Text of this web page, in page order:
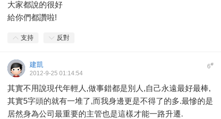
大家都說的很好
給你們都讚啦!
支持 反對
6#
建凱
2012-9-25 01:14:54
其實不用說現代年輕人,做事錯都是別人,自己永遠最好最棒,
其實5字頭的就有一堆了,而我身邊更是不得了的多.最慘的是
居然身為公司最重要的主管也是這樣才能一路升遷.